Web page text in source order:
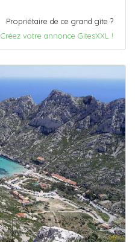
Propriétaire de ce grand gîte ?
Créez votre annonce GitesXXL !